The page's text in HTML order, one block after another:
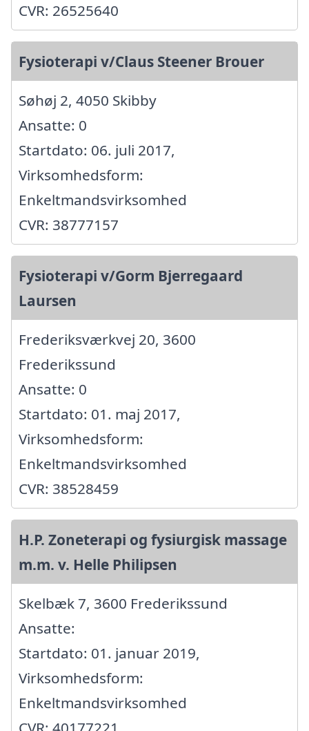
CVR: 26525640
Fysioterapi v/Claus Steener Brouer
Søhøj 2, 4050 Skibby
Ansatte: 0
Startdato: 06. juli 2017,
Virksomhedsform:
Enkeltmandsvirksomhed
CVR: 38777157
Fysioterapi v/Gorm Bjerregaard
Laursen
Frederiksværkvej 20, 3600
Frederikssund
Ansatte: 0
Startdato: 01. maj 2017,
Virksomhedsform:
Enkeltmandsvirksomhed
CVR: 38528459
H.P. Zoneterapi og fysiurgisk massage
m.m. v. Helle Philipsen
Skelbæk 7, 3600 Frederikssund
Ansatte:
Startdato: 01. januar 2019,
Virksomhedsform:
Enkeltmandsvirksomhed